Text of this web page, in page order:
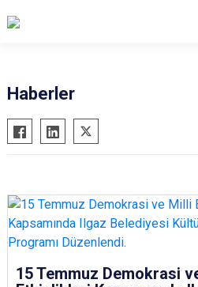
Atkaracalar
Bayramören
Eldivan
Ilgaz
Kızılırmak
Haberler
15 Temmuz Demokrasi